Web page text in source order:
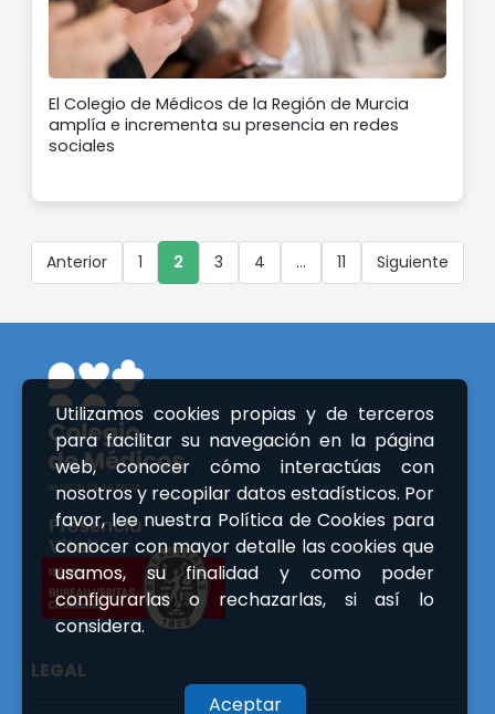
Utilizamos cookies propias y de terceros
para facilitar su navegación en la página
web, conocer cómo interactúas con
nosotros y recopilar datos estadísticos. Por
favor, lee nuestra Política de Cookies para
conocer con mayor detalle las cookies que
usamos, su finalidad y como poder
configurarlas o rechazarlas, si así lo
considera.
Aceptar
El Colegio de Médicos de la Región de Murcia
amplía e incrementa su presencia en redes
sociales
Anterior 1 2 3 4 ... 11 Siguiente
LEGAL